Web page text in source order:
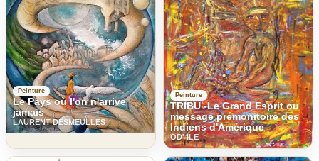
Peinture
Le Pays où l'on n'arrive
jamais
LAURENT DESMEULLES
Peinture
TRIBU -Le Grand Esprit ou
message prémonitoire des
Indiens d'Amérique
OD' ILE